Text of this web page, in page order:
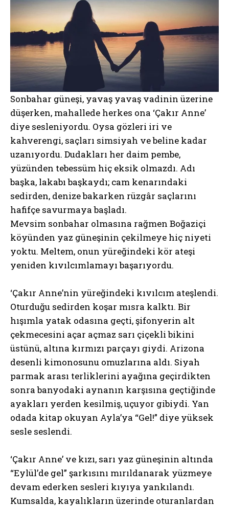
Sonbahar güneşi, yavaş yavaş vadinin üzerine
düşerken, mahallede herkes ona ‘Çakır Anne’
diye sesleniyordu. Oysa gözleri iri ve
kahverengi, saçları simsiyah ve beline kadar
uzanıyordu. Dudakları her daim pembe,
yüzünden tebessüm hiç eksik olmazdı. Adı
başka, lakabı başkaydı; cam kenarındaki
sedirden, denize bakarken rüzgâr saçlarını
hafifçe savurmaya başladı.
Mevsim sonbahar olmasına rağmen Boğaziçi
köyünden yaz güneşinin çekilmeye hiç niyeti
yoktu. Meltem, onun yüreğindeki kör ateşi
yeniden kıvılcımlamayı başarıyordu.
‘Çakır Anne’nin yüreğindeki kıvılcım ateşlendi.
Oturduğu sedirden koşar mısra kalktı. Bir
hışımla yatak odasına geçti, şifonyerin alt
çekmecesini açar açmaz sarı çiçekli bikini
üstünü, altına kırmızı parçayı giydi. Arizona
desenli kimonosunu omuzlarına aldı. Siyah
parmak arası terliklerini ayağına geçirdikten
sonra banyodaki aynanın karşısına geçtiğinde
ayakları yerden kesilmiş, uçuyor gibiydi. Yan
odada kitap okuyan Ayla’ya “Gel!” diye yüksek
sesle seslendi.
‘Çakır Anne’ ve kızı, sarı yaz güneşinin altında
“Eylül’de gel” şarkısını mırıldanarak yüzmeye
devam ederken sesleri kıyıya yankılandı.
Kumsalda, kayalıkların üzerinde oturanlardan